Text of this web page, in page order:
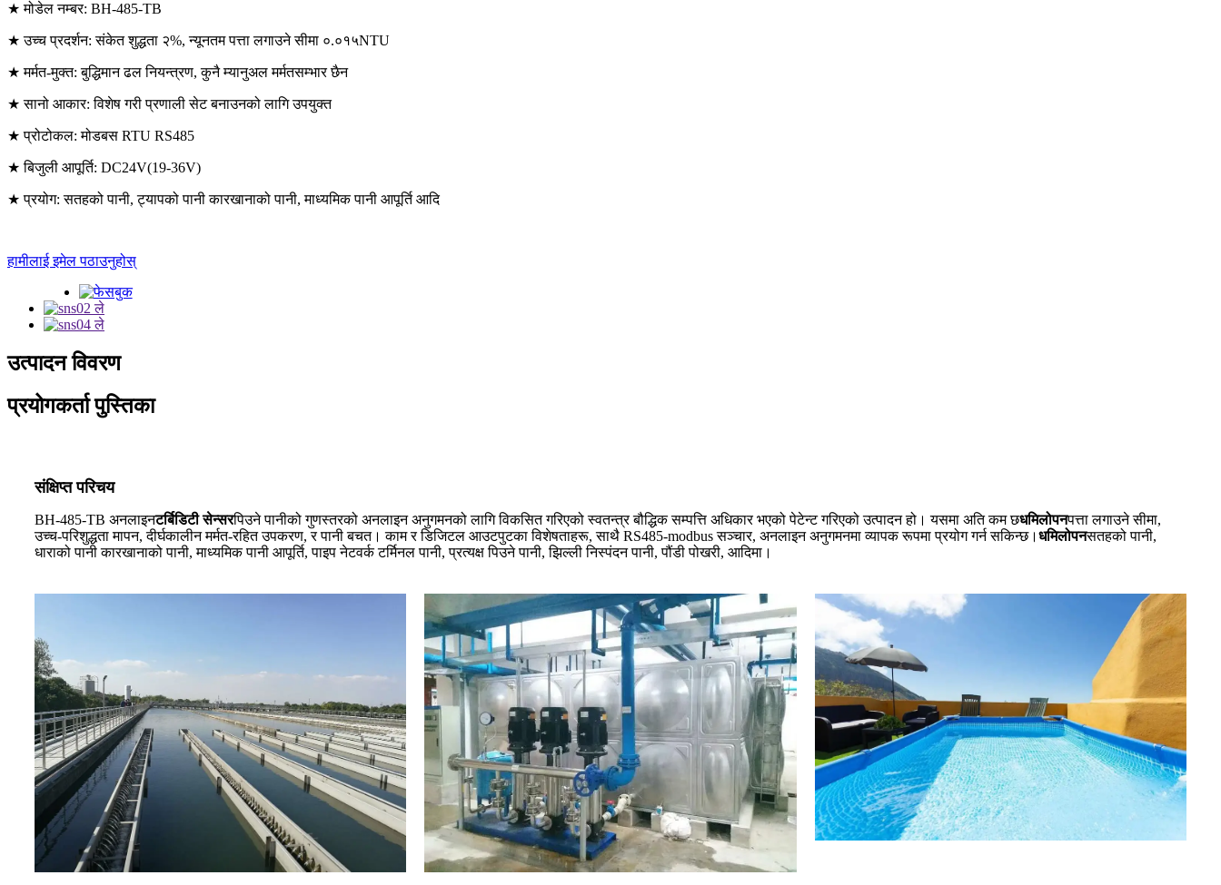
★ मोडेल नम्बर: BH-485-TB
★ उच्च प्रदर्शन: संकेत शुद्धता २%, न्यूनतम पत्ता लगाउने सीमा ०.०१५NTU
★ मर्मत-मुक्त: बुद्धिमान ढल नियन्त्रण, कुनै म्यानुअल मर्मतसम्भार छैन
★ सानो आकार: विशेष गरी प्रणाली सेट बनाउनको लागि उपयुक्त
★ प्रोटोकल: मोडबस RTU RS485
★ बिजुली आपूर्ति: DC24V(19-36V)
★ प्रयोग: सतहको पानी, ट्यापको पानी कारखानाको पानी, माध्यमिक पानी आपूर्ति आदि
हामीलाई इमेल पठाउनुहोस्
उत्पादन विवरण
प्रयोगकर्ता पुस्तिका
संक्षिप्त परिचय
BH-485-TB अनलाइनटर्बिडिटी सेन्सरपिउने पानीको गुणस्तरको अनलाइन अनुगमनको लागि विकसित गरिएको स्वतन्त्र बौद्धिक सम्पत्ति अधिकार भएको पेटेन्ट गरिएको उत्पादन हो। यसमा अति कम छधमिलोपनपत्ता लगाउने सीमा,
उच्च-परिशुद्धता मापन, दीर्घकालीन मर्मत-रहित उपकरण, र पानी बचत। काम र डिजिटल आउटपुटका विशेषताहरू, साथै RS485-modbus सञ्चार, अनलाइन अनुगमनमा व्यापक रूपमा प्रयोग गर्न सकिन्छ। धमिलोपनसतहको पानी,
धाराको पानी कारखानाको पानी, माध्यमिक पानी आपूर्ति, पाइप नेटवर्क टर्मिनल पानी, प्रत्यक्ष पिउने पानी, झिल्ली निस्पंदन पानी, पौंडी पोखरी, आदिमा।